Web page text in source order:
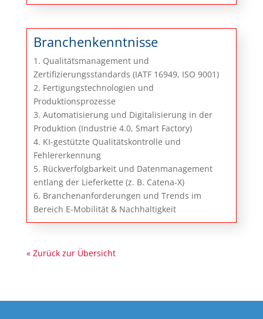
Branchenkenntnisse
1. Qualitätsmanagement und
Zertifizierungsstandards (IATF 16949, ISO 9001)
2. Fertigungstechnologien und
Produktionsprozesse
3. Automatisierung und Digitalisierung in der
Produktion (Industrie 4.0, Smart Factory)
4. KI-gestützte Qualitätskontrolle und
Fehlererkennung
5. Rückverfolgbarkeit und Datenmanagement
entlang der Lieferkette (z. B. Catena-X)
6. Branchenanforderungen und Trends im
Bereich E-Mobilität & Nachhaltigkeit
« Zurück zur Übersicht